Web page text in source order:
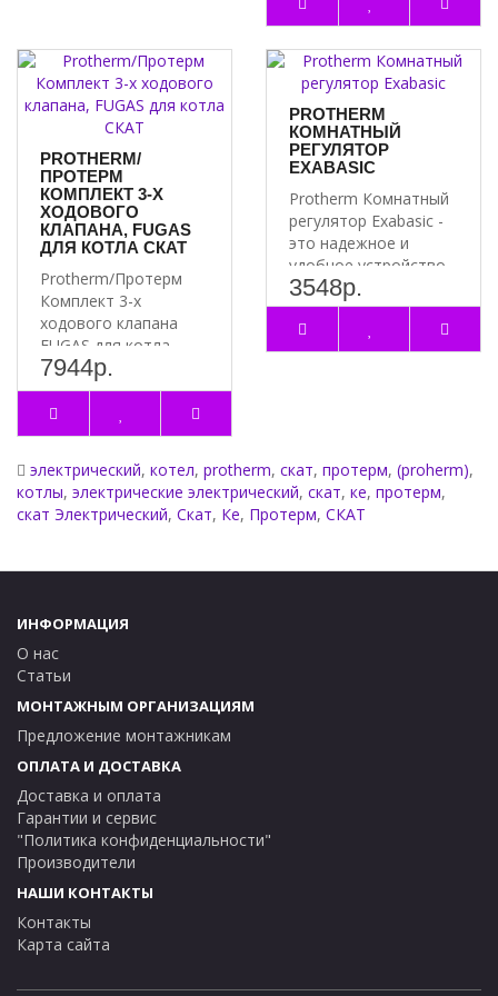
помещения.
PROTHERM/
ПРОТЕРМ
КОМПЛЕКТ 3-Х
ХОДОВОГО
КЛАПАНА, FUGAS
ДЛЯ КОТЛА СКАТ
Protherm/Протерм
Комплект 3-х
ходового клапана
FUGAS для котла
СКАТ: надёжность и
эффективность П..
7944р.
PROTHERM
КОМНАТНЫЙ
РЕГУЛЯТОР
EXABASIC
Protherm Комнатный
регулятор Exabasic -
это надежное и
удобное устройство
для контроля
температуры в..
3548р.
электрический, котел, protherm, скат, протерм, (proherm),
котлы, электрические электрический, скат, кe, протерм,
скат Электрический, Скат, Кe, Протерм, СКАТ
ИНФОРМАЦИЯ
О нас
Статьи
МОНТАЖНЫМ ОРГАНИЗАЦИЯМ
Предложение монтажникам
ОПЛАТА И ДОСТАВКА
Доставка и оплата
Гарантии и сервис
"Политика конфиденциальности"
Производители
НАШИ КОНТАКТЫ
Контакты
Карта сайта